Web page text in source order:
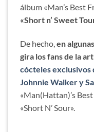
álbum «Man’s Best
«Short n’ Sweet
De hecho,en
gira los fans de la
cócteles exclusivos
Johnnie Walker y
«Man(Hattan)’s
«Short N’ Sour».